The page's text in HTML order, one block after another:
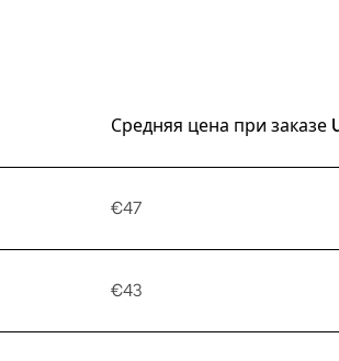
Средняя цена при заказе
€47
€43